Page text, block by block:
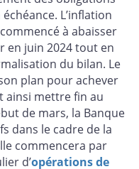
L’inflation
à abaisser
en juin 2024 tout en
du bilan. Le
plan pour achever
ainsi mettre fin au
de mars, la Banque
dans le cadre de la
commencera par
d’opérations de